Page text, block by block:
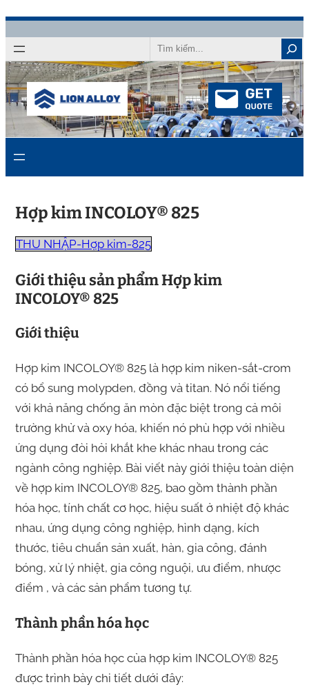
đến
nội
dung
Tìm
kiếm
Hợp kim INCOLOY® 825
THU NHẬP-Hợp kim-825
Giới thiệu sản phẩm Hợp kim
INCOLOY® 825
Giới thiệu
Hợp kim INCOLOY® 825 là hợp kim niken-sắt-crom
có ​​bổ sung molypden, đồng và titan. Nó nổi tiếng
với khả năng chống ăn mòn đặc biệt trong cả môi
trường khử và oxy hóa, khiến nó phù hợp với nhiều
ứng dụng đòi hỏi khắt khe khác nhau trong các
ngành công nghiệp. Bài viết này giới thiệu toàn diện
về hợp kim INCOLOY® 825, bao gồm thành phần
hóa học, tính chất cơ học, hiệu suất ở nhiệt độ khác
nhau, ứng dụng công nghiệp, hình dạng, kích
thước, tiêu chuẩn sản xuất, hàn, gia công, đánh
bóng, xử lý nhiệt, gia công nguội, ưu điểm, nhược
điểm , và các sản phẩm tương tự.
Thành phần hóa học
Thành phần hóa học của hợp kim INCOLOY® 825
được trình bày chi tiết dưới đây: